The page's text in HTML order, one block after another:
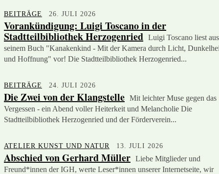
BEITRÄGE 26. JULI 2026
Vorankündigung: Luigi Toscano in der
Stadtteilbibliothek Herzogenried Luigi Toscano liest aus
seinem Buch "Kanakenkind - Mit der Kamera durch Licht,
und Hoffnung" vor! Die Stadtteilbibliothek Herzogenried...
BEITRÄGE 24. JULI 2026
Die Zwei von der Klangstelle Mit leichter Muse gegen das
Vergessen - ein Abend voller Heiterkeit und Melancholie Die
Stadtteilbibliothek Herzogenried und der Förderverein...
ATELIER KUNST UND NATUR 13. JULI 2026
Abschied von Gerhard Müller Liebe Mitglieder und
Freund*innen der IGH, werte Leser*innen unserer Internetseite, wir